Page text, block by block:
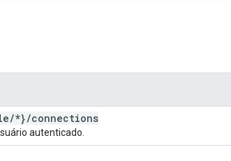
/*}/connections
autenticado.